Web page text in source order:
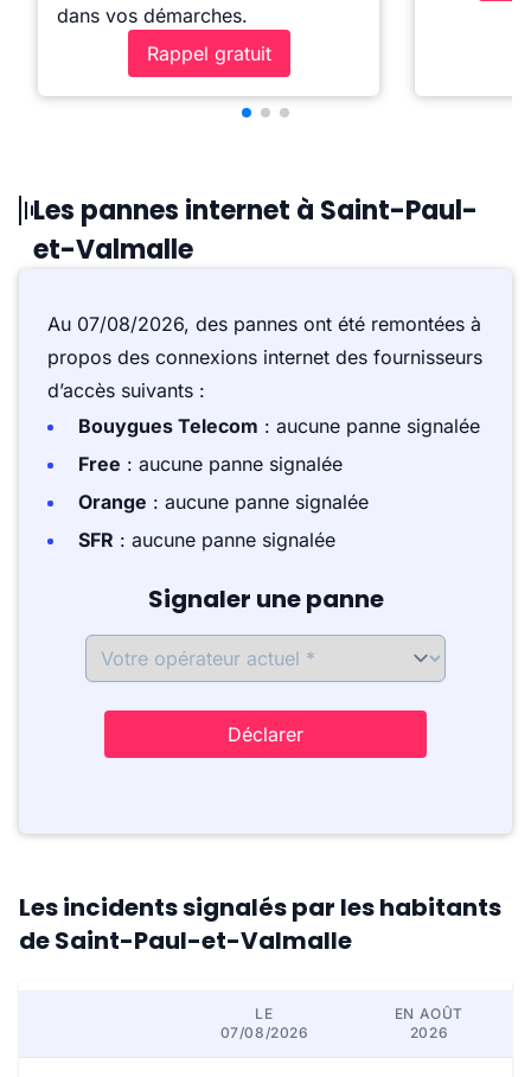
dans vos démarches.
Rappel gratuit
Les pannes internet à Saint-Paul-
et-Valmalle
Au 07/08/2026, des pannes ont été remontées à
propos des connexions internet des fournisseurs
d’accès suivants :
Bouygues Telecom : aucune panne signalée
Free : aucune panne signalée
Orange : aucune panne signalée
SFR : aucune panne signalée
Signaler une panne
Déclarer
Les incidents signalés par les habitants
de Saint-Paul-et-Valmalle
LE
07/08/2026
EN AOÛT
2026